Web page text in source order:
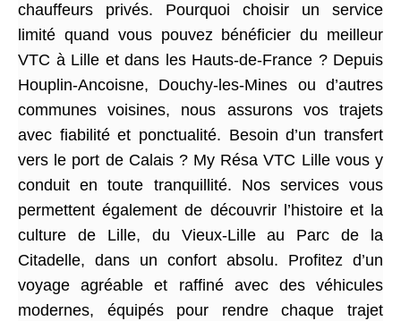
chauffeurs privés. Pourquoi choisir un service
limité quand vous pouvez bénéficier du meilleur
VTC à Lille et dans les Hauts-de-France ? Depuis
Houplin-Ancoisne, Douchy-les-Mines ou d’autres
communes voisines, nous assurons vos trajets
avec fiabilité et ponctualité. Besoin d’un transfert
vers le port de Calais ? My Résa VTC Lille vous y
conduit en toute tranquillité. Nos services vous
permettent également de découvrir l’histoire et la
culture de Lille, du Vieux-Lille au Parc de la
Citadelle, dans un confort absolu. Profitez d’un
voyage agréable et raffiné avec des véhicules
modernes, équipés pour rendre chaque trajet